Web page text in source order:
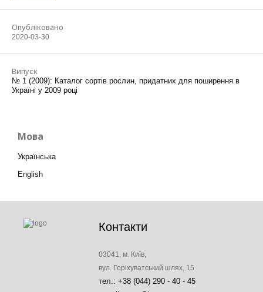
Опубліковано
2020-03-30
Випуск
№ 1 (2009): Каталог сортів рослин, придатних для поширення в
Україні у 2009 році
Мова
Українська
English
Контакти
03041, м. Київ,
вул. Горіхуватський шлях, 15
тел.: +38 (044) 290 - 40 - 45